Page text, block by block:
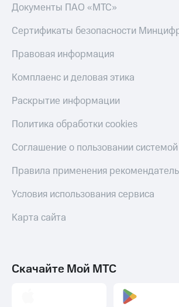
Документы ПАО «МТС»
Сертификаты безопасности
Правовая информация
Комплаенс и деловая этика
Раскрытие информации
Политика обработки cookies
Соглашение о пользовании системой
Правила применения
Условия использования сервиса
Карта сайта
Скачайте Мой МТС